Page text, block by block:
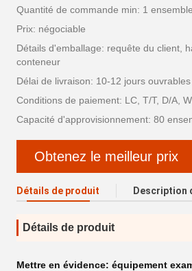
Quantité de commande min: 1 ensemble
Prix: négociable
Détails d'emballage: requête du client,
conteneur
Délai de livraison: 10-12 jours ouvrables
Conditions de paiement: LC, T/T, D/A,
Capacité d'approvisionnement: 80
Obtenez le meilleur prix
Détails de produit Description
Détails de produit
Mettre en évidence: équipement